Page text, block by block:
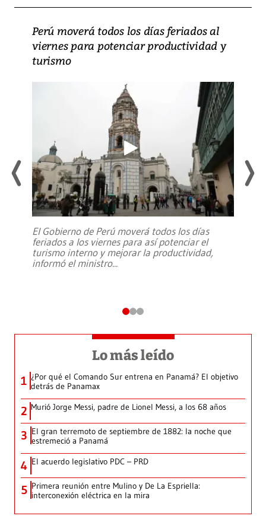
Perú moverá todos los días feriados al
viernes para potenciar productividad y
turismo
El Gobierno de Perú moverá todos los días
feriados a los viernes para así potenciar el
turismo interno y mejorar la productividad,
informó el ministro...
Lo más leído
1 ¿Por qué el Comando Sur entrena en Panamá? El objetivo
detrás de Panamax
2 Murió Jorge Messi, padre de Lionel Messi, a los 68 años
3 El gran terremoto de septiembre de 1882: la noche que
estremeció a Panamá
4 El acuerdo legislativo PDC – PRD
5 Primera reunión entre Mulino y De La Espriella:
interconexión eléctrica en la mira